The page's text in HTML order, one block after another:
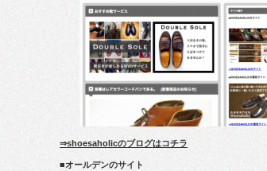
⇒shoesaholicのブログはコチラ
■オールデンのサイト